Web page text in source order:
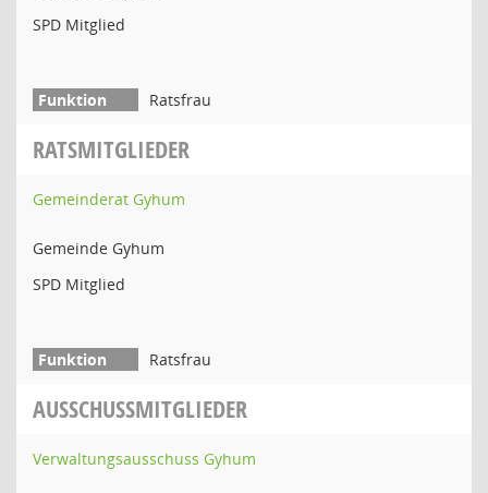
SPD Mitglied
Ratsfrau
RATSMITGLIEDER
Gemeinderat Gyhum
Gemeinde Gyhum
SPD Mitglied
Ratsfrau
AUSSCHUSSMITGLIEDER
Verwaltungsausschuss Gyhum